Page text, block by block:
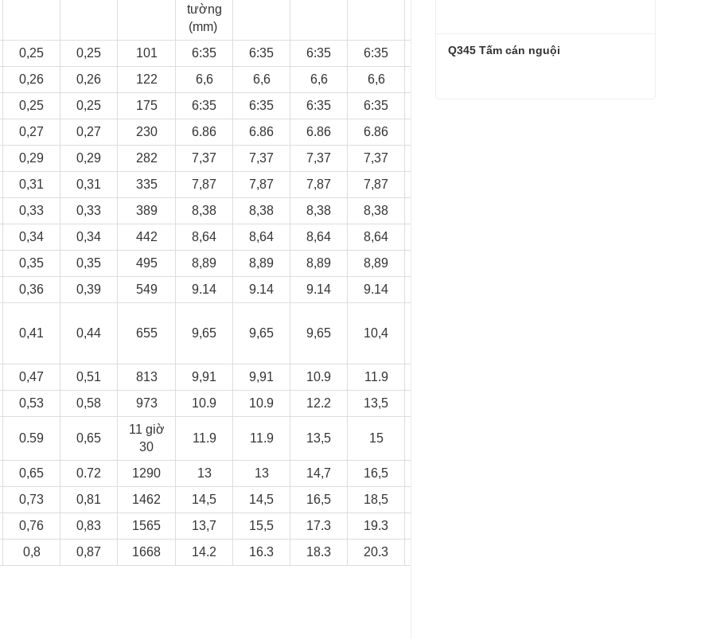
tường
(mm)
0,25
0,25 101 6:35 6:35 6:35 6:35
0,26
0,26 122 6,6 6,6 6,6 6,6
0,25
0,25 175 6:35 6:35 6:35 6:35
0,27
0,27 230 6.86 6.86 6.86 6.86
0,29
0,29 282 7,37 7,37 7,37 7,37
0,31
0,31 335 7,87 7,87 7,87 7,87
0,33
0,33 389 8,38 8,38 8,38 8,38
0,34
0,34 442 8,64 8,64 8,64 8,64
0,35
0,35 495 8,89 8,89 8,89 8,89
0,36
0,39 549 9.14 9.14 9.14 9.14
0,41 0,44 655 9,65 9,65 9,65 10,4
0,47 0,51 813 9,91 9,91 10.9 11.9
0,53
0,58 973 10.9 10.9 12.2 13,5
0.59 0,65
11 giờ
30
11.9 11.9 13,5 15
0,65 0.72 1290 13 13 14,7 16,5
0,73
0,81 1462 14,5 14,5 16,5 18,5
0,76
0,83 1565 13,7 15,5 17.3 19.3
0,8
0,87 1668 14.2 16.3 18.3 20.3
Q345 Tấm cán nguội